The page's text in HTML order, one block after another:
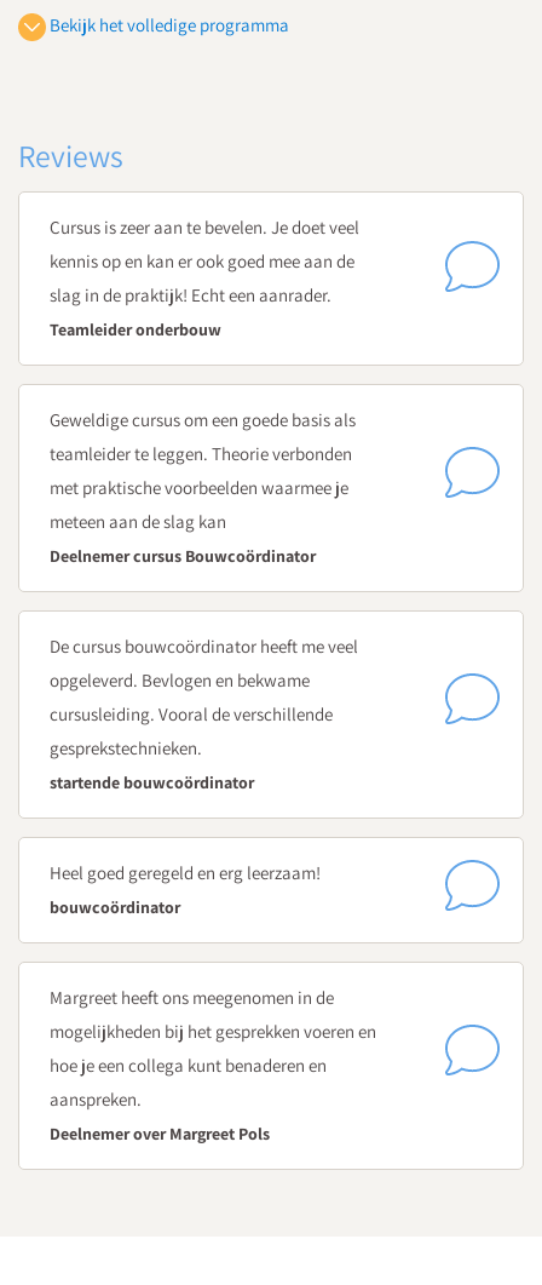
Wat heb je nodig om aan die verwachtingen te kunnen
Bert Peene, docent organisatie- en veranderkunde
Hoe geef je op een doelgerichte manier leiding? Hoe kun je het
leiderschap (ook) in je bouwteam leggen? Die vragen staan
centraal tijdens de tweede dag van de cursus. Onder meer de
volgende onderwerpen komen aan bod:
Authentiek leiderschap – hoe geef en neem je op een
authentieke manier leiding?
Opbrengstgericht leiderschap
Situationeel leidinggeven (in de praktijk)
Dag 3
Leidinggeven 1-op-1
Margreet Pols
, training en coach Ceto Trainingen
Als bouwcoördinator voer je regelmatig gesprekken met
collega’s/teamleden, directie en ouders. Tijdens deze dag leer
professioneel, doelgericht en efficiënt te voeren. We werken
met jullie eigen praktijkvoorbeelden aangevuld met casuïstiek
Wat zijn goede vraagtechnieken om de juiste informatie
te achterhalen?
Hoe helpt actief luisteren om je gesprekspartner beter te
begrijpen?
Handreikingen voor gespreksopbouw en regie houden
Bekijk het volledige programma
Reviews
Cursus is zeer aan te bevelen. Je doet veel
kennis op en kan er ook goed mee aan de
slag in de praktijk! Echt een aanrader.
Teamleider onderbouw
Geweldige cursus om een goede basis als
teamleider te leggen. Theorie verbonden
met praktische voorbeelden waarmee je
meteen aan de slag kan
Deelnemer cursus Bouwcoördinator
De cursus bouwcoördinator heeft me veel
opgeleverd. Bevlogen en bekwame
cursusleiding. Vooral de verschillende
gesprekstechnieken.
startende bouwcoördinator
Heel goed geregeld en erg leerzaam!
bouwcoördinator
Margreet heeft ons meegenomen in de
mogelijkheden bij het gesprekken voeren en
hoe je een collega kunt benaderen en
aanspreken.
Deelnemer over Margreet Pols